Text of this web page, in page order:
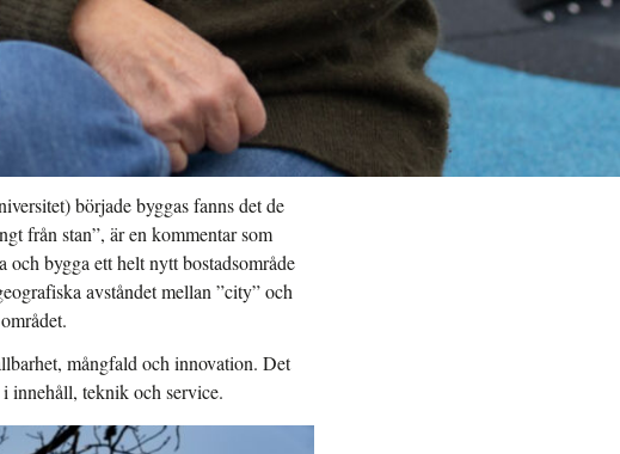
började byggas fanns det de
från stan”, är en kommentar som
och bygga ett helt nytt bostadsområde
avståndet mellan ”city” och
mångfald och innovation. Det
innehåll, teknik och service.